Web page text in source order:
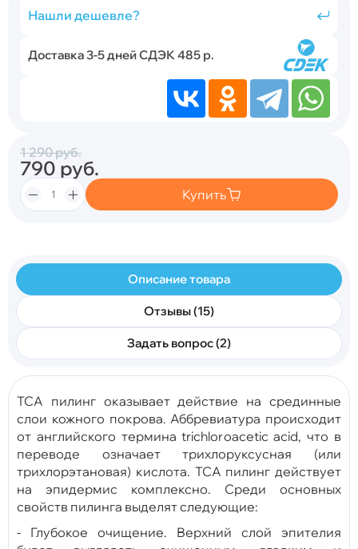
Нашли дешевле?
Доставка 3-5 дней СДЭК 485 р.
1 290руб.
790 руб.
Купить
Описание товара
Отзывы (15)
Задать вопрос (2)
ТСА пилинг оказывает действие на срединные
слои кожного покрова. Аббревиатура происходит
от английского термина trichloroacetic acid, что в
переводе означает трихлоруксусная (или
трихлорэтановая) кислота. ТСА пилинг действует
на эпидермис комплексно. Среди основных
свойств пилинга выделят следующие:
- Глубокое очищение. Верхний слой эпителия